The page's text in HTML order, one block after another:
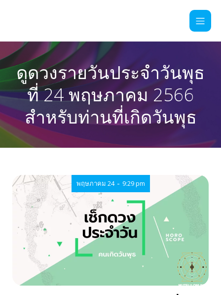
ดูดวงรายวันประจำวันพุธ
ที่ 24 พฤษภาคม 2566
สำหรับท่านที่เกิดวันพุธ
พฤษภาคม 24 - 9:29 pm